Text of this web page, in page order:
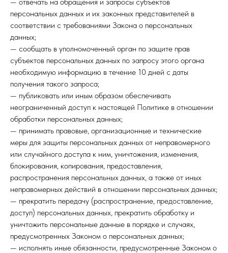
персональных данных и их законных представителей в
соответствии с требованиями Закона о персональных
данных;
— сообщать в уполномоченный орган по защите прав
субъектов персональных данных по запросу этого органа
необходимую информацию в течение 10 дней с даты
получения такого запроса;
— публиковать или иным образом обеспечивать
неограниченный доступ к настоящей Политике в отношении
обработки персональных данных;
— принимать правовые, организационные и технические
меры для защиты персональных данных от неправомерного
или случайного доступа к ним, уничтожения, изменения,
блокирования, копирования, предоставления,
распространения персональных данных, а также от иных
неправомерных действий в отношении персональных данных;
— прекратить передачу (распространение, предоставление,
доступ) персональных данных, прекратить обработку и
уничтожить персональные данные в порядке и случаях,
предусмотренных Законом о персональных данных;
— исполнять иные обязанности, предусмотренные Законом о